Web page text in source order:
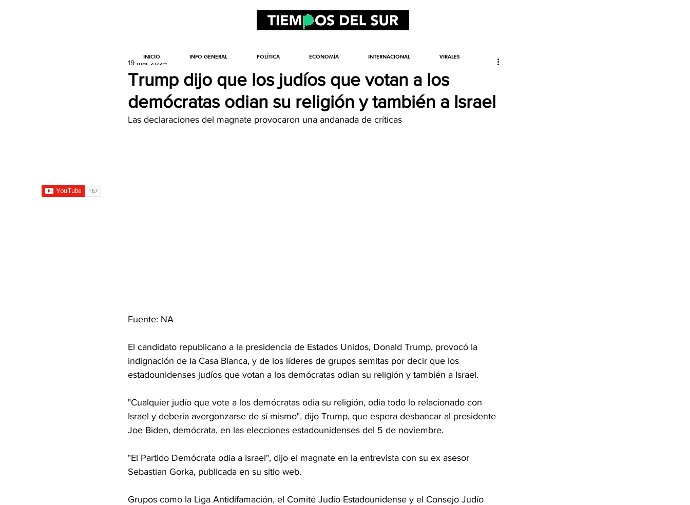
Trump dijo que los judíos que votan a los
demócratas odian su religión y también a Israel
19 mar 2024
Las declaraciones del magnate provocaron una andanada de críticas
Fuente: NA
El candidato republicano a la presidencia de Estados Unidos, Donald Trump, provocó la
indignación de la Casa Blanca, y de los líderes de grupos semitas por decir que los
estadounidenses judíos que votan a los demócratas odian su religión y también a Israel.
"Cualquier judío que vote a los demócratas odia su religión, odia todo lo relacionado con
Israel y debería avergonzarse de sí mismo", dijo Trump, que espera desbancar al presidente
Joe Biden, demócrata, en las elecciones estadounidenses del 5 de noviembre.
"El Partido Demócrata odia a Israel", dijo el magnate en la entrevista con su ex asesor
Sebastian Gorka, publicada en su sitio web.
Grupos como la Liga Antidifamación, el Comité Judío Estadounidense y el Consejo Judío
INICIO INFO GENERAL POLÍTICA ECONOMÍA INTERNACIONAL VIRALES